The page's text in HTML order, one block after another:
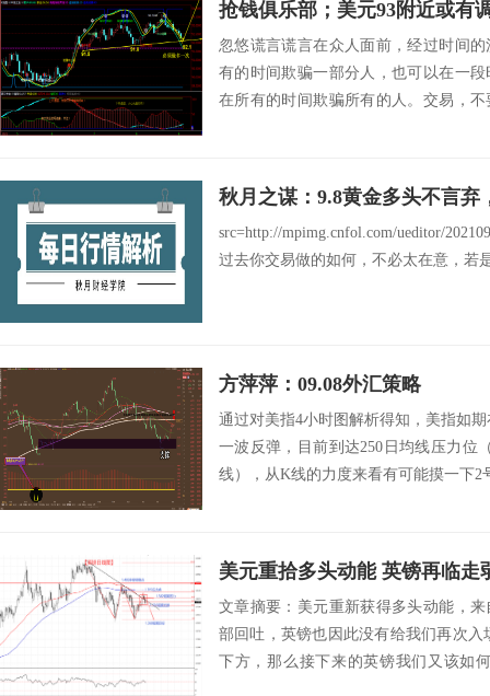
忽悠谎言谎言在众人面前，经过时间
有的时间欺骗一部分人，也可以在一
在所有的时间欺骗所有的人。交易，
秋月之谋：9.8黄金多头不言弃
src=http://mpimg.cnfol.com/ueditor/
过去你交易做的如何，不必太在意，若
方萍萍：09.08外汇策略
通过对美指4小时图解析得知，美指如
一波反弹，目前到达250日均线压力位
线），从K线的力度来看有可能摸一下2
美元重拾多头动能 英镑再临走
文章摘要：美元重新获得多头动能，
部回吐，英镑也因此没有给我们再次入
下方，那么接下来的英镑我们又该如